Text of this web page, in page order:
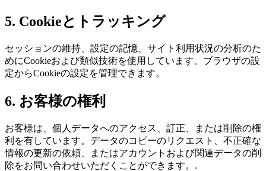
5. Cookieとトラッキング
セッションの維持、設定の記憶、サイト利用状況の分析のた
めにCookieおよび類似技術を使用しています。ブラウザの設
定からCookieの設定を管理できます。
6. お客様の権利
お客様は、個人データへのアクセス、訂正、または削除の権
利を有しています。データのコピーのリクエスト、不正確な
情報の更新の依頼、またはアカウントおよび関連データの削
除をお問い合わせいただくことができます。.